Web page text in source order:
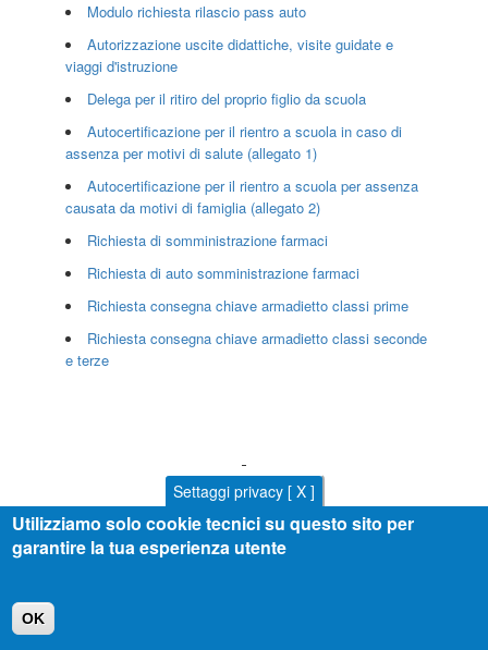
Modulo richiesta rilascio pass auto
Autorizzazione uscite didattiche, visite guidate e
viaggi d'istruzione
Delega per il ritiro del proprio figlio da scuola
Autocertificazione per il rientro a scuola in caso di
assenza per motivi di salute (allegato 1)
Autocertificazione per il rientro a scuola per assenza
causata da motivi di famiglia (allegato 2)
Richiesta di somministrazione farmaci
Richiesta di auto somministrazione farmaci
Richiesta consegna chiave armadietto classi prime
Richiesta consegna chiave armadietto classi seconde
e terze
Settaggi privacy [ X ]
Utilizziamo solo cookie tecnici su questo sito per
garantire la tua esperienza utente
OK